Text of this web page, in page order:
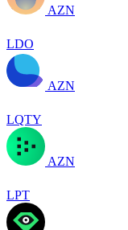
AZN
LDO
AZN
LQTY
AZN
LPT